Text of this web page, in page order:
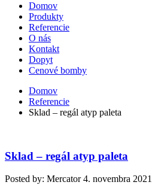
Domov
Produkty
Referencie
O nás
Kontakt
Dopyt
Cenové bomby
Domov
Referencie
Sklad – regál atyp paleta
Sklad – regál atyp paleta
Posted by: Mercator 4. novembra 2021